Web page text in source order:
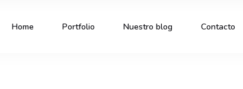
Home Portfolio Nuestro blog Contacto